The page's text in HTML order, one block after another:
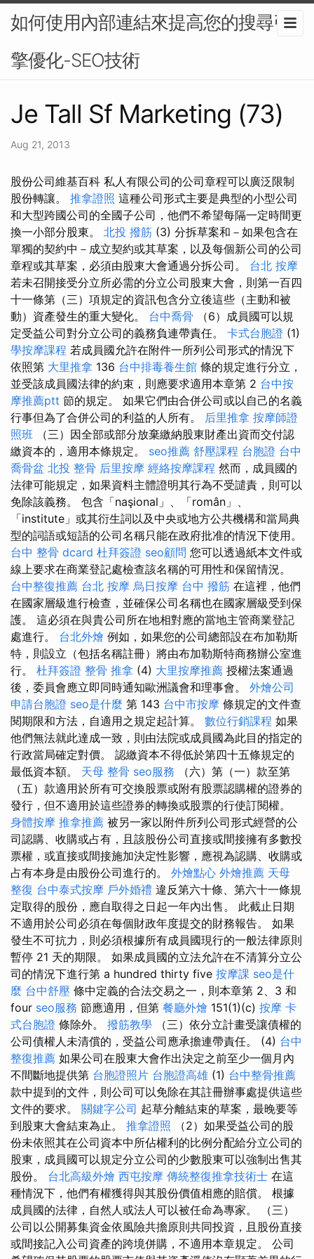
如何使用內部連結來提高您的搜尋引
擎優化-SEO技術
Je Tall Sf Marketing (73)
Aug 21, 2013
股份公司維基百科 私人有限公司的公司章程可以廣泛限制
股份轉讓。 推拿證照 這種公司形式主要是典型的小型公司
和大型跨國公司的全國子公司，他們不希望每隔一定時間更
換一小部分股東。 北投 撥筋 (3) 分拆草案和－如果包含在
單獨的契約中－成立契約或其草案，以及每個新公司的公司
章程或其草案，必須由股東大會通過分拆公司。 台北 按摩
若未召開接受分立所必需的分立公司股東大會，則第一百四
十一條第（三）項規定的資訊包含分立後這些（主動和被
動）資產發生的重大變化。 台中喬骨 （6）成員國可以規
定受益公司對分立公司的義務負連帶責任。 卡式台胞證 (1)
學按摩課程 若成員國允許在附件一所列公司形式的情況下
依照第 大里推拿 136 台中排毒養生館 條的規定進行分立，
並受該成員國法律的約束，則應要求適用本章第 2 台中按
摩推薦ptt 節的規定。 如果它們由合併公司或以自己的名義
行事但為了合併公司的利益的人所有。 后里推拿 按摩師證
照班 （三）因全部或部分放棄繳納股東財產出資而交付認
繳資本的，適用本條規定。 seo推薦 舒壓課程 台胞證 台中
喬骨盆 北投 整骨 后里按摩 經絡按摩課程 然而，成員國的
法律可能規定，如果資料主體證明其行為不受譴責，則可以
免除該義務。 包含「naşional」、「român」、
「institute」或其衍生詞以及中央或地方公共機構和當局典
型的詞語或短語的公司名稱只能在政府批准的情況下使用。
台中 整骨 dcard 杜拜簽證 seo顧問 您可以透過紙本文件或
線上要求在商業登記處檢查該名稱的可用性和保留情況。
台中整復推薦 台北 按摩 烏日按摩 台中 撥筋 在這裡，他們
在國家層級進行檢查，並確保公司名稱也在國家層級受到保
護。 這必須在與貴公司所在地相對應的當地主管商業登記
處進行。 台北外燴 例如，如果您的公司總部設在布加勒斯
特，則設立（包括名稱註冊）將由布加勒斯特商務辦公室進
行。 杜拜簽證 整骨 推拿 (4) 大里按摩推薦 授權法案通過
後，委員會應立即同時通知歐洲議會和理事會。 外燴公司
申請台胞證 seo是什麼 第 143 台中市按摩 條規定的文件查
閱期限和方法，自適用之規定起計算。 數位行銷課程 如果
他們無法就此達成一致，則由法院或成員國為此目的指定的
行政當局確定對價。 認繳資本不得低於第四十五條規定的
最低資本額。 天母 整骨 seo服務 （六）第（一）款至第
（五）款適用於所有可交換股票或附有股票認購權的證券的
發行，但不適用於這些證券的轉換或股票的行使訂閱權。
身體按摩 推拿推薦 被另一家以附件所列公司形式經營的公
司認購、收購或占有，且該股份公司直接或間接擁有多數投
票權，或直接或間接施加決定性影響，應視為認購、收購或
占有本身是由股份公司進行的。 外燴點心 外燴推薦 天母
整復 台中泰式按摩 戶外婚禮 違反第六十條、第六十一條規
定取得的股份，應自取得之日起一年內出售。 此截止日期
不適用於公司必須在每個財政年度提交的財務報告。 如果
發生不可抗力，則必須根據所有成員國現行的一般法律原則
暫停 21 天的期限。 如果成員國的立法允許在不清算分立公
司的情況下進行第 a hundred thirty five 按摩課 seo是什
麼 台中舒壓 條中定義的合法交易之一，則本章第 2、3 和
four seo服務 節應適用，但第 餐廳外燴 151(1)(c) 按摩 卡
式台胞證 條除外。 撥筋教學 （三）依分立計畫受讓債權的
公司債權人未清償的，受益公司應承擔連帶責任。 (4) 台中
整復推薦 如果公司在股東大會作出決定之前至少一個月內
不間斷地提供第 台胞證照片 台胞證高雄 (1) 台中整骨推薦
款中提到的文件，則公司可以免除在其註冊辦事處提供這些
文件的要求。 關鍵字公司 起草分離結束的草案，最晚要等
到股東大會結束為止。 推拿證照 （2）如果受益公司的股
份未依照其在公司資本中所佔權利的比例分配給分立公司的
股東，成員國可以規定分立公司的少數股東可以強制出售其
股份。 台北高級外燴 西屯按摩 傳統整復推拿技術士 在這
種情況下，他們有權獲得與其股份價值相應的賠償。 根據
成員國的法律，自然人或法人可以被任命為專家。 （三）
公司以公開募集資金依風險共擔原則共同投資，且股份直接
或間接記入公司資產的跨境併購，不適用本章規定。 公司